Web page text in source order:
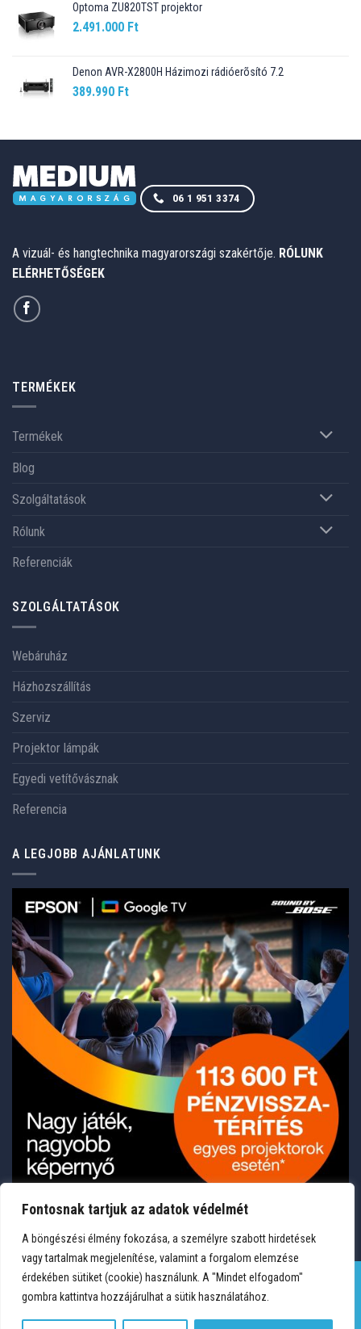
Fontosnak tartjuk az adatok védelmét
A böngészési élmény fokozása, a személyre szabott hirdetések
vagy tartalmak megjelenítése, valamint a forgalom elemzése
érdekében sütiket (cookie) használunk. A "Mindet elfogadom"
gombra kattintva hozzájárulhat a sütik használatához.
Optoma ZU820TST projektor
2.491.000 Ft
Denon AVR-X2800H Házimozi rádióerõsító 7.2
389.990 Ft
06 1 951 3374
A vizuál- és hangtechnika magyarországi szakértője. RÓLUNK
ELÉRHETŐSÉGEK
TERMÉKEK
Termékek
Blog
Szolgáltatások
Rólunk
Referenciák
SZOLGÁLTATÁSOK
Webáruház
Házhozszállítás
Szerviz
Projektor lámpák
Egyedi vetítővásznak
Referencia
A LEGJOBB AJÁNLATUNK